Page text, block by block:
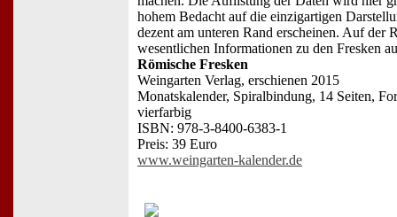
hohem Bedacht auf die einzigartigen
dezent am unteren Rand erscheinen. Auf der
wesentlichen Informationen zu den Fresken
Römische Fresken
Weingarten Verlag, erschienen 2015
Monatskalender, Spiralbindung, 14 Seiten,
vierfarbig
ISBN: 978-3-8400-6383-1
Preis: 39 Euro
www.weingarten-kalender.de